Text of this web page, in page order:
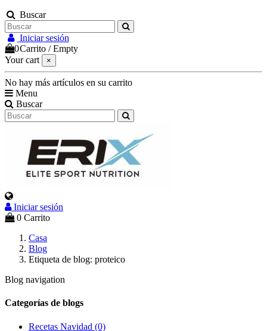
Buscar
Iniciar sesión
0Carrito /Empty
Your cart
×
No hay más artículos en su carrito
Menu
Buscar
Iniciar sesión
0 Carrito
Casa
Blog
Etiqueta de blog: proteico
Blog navigation
Categorías de blogs
Recetas Navidad (0)